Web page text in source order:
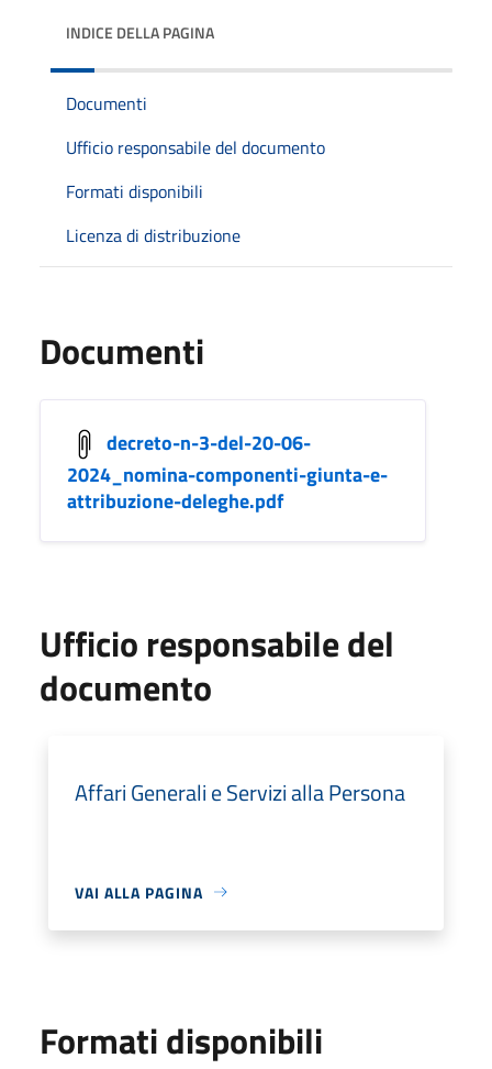
INDICE DELLA PAGINA
Documenti
Ufficio responsabile del documento
Formati disponibili
Licenza di distribuzione
Documenti
decreto-n-3-del-20-06-
2024_nomina-componenti-giunta-e-
attribuzione-deleghe.pdf
Ufficio responsabile del
documento
Affari Generali e Servizi alla Persona
VAI ALLA PAGINA
Formati disponibili